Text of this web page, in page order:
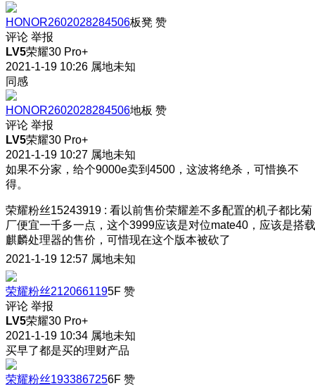
HONOR2602028284506板凳 赞
评论 举报
LV5荣耀30 Pro+
2021-1-19 10:26 属地未知
同感
HONOR2602028284506地板 赞
评论 举报
LV5荣耀30 Pro+
2021-1-19 10:27 属地未知
如果不分家，给个9000e卖到4500，这波将绝杀，可惜换不
得。
荣耀粉丝15243919 : 看以前售价荣耀差不多配置的机子都比菊
厂便宜一千多一点，这个3999应该是对位mate40，应该是搭载
麒麟处理器的售价，可惜现在这个版本被砍了
2021-1-19 12:57 属地未知
荣耀粉丝2120661195F 赞
评论 举报
LV5荣耀30 Pro+
2021-1-19 10:34 属地未知
买早了都是买的理财产品
荣耀粉丝1933867256F 赞